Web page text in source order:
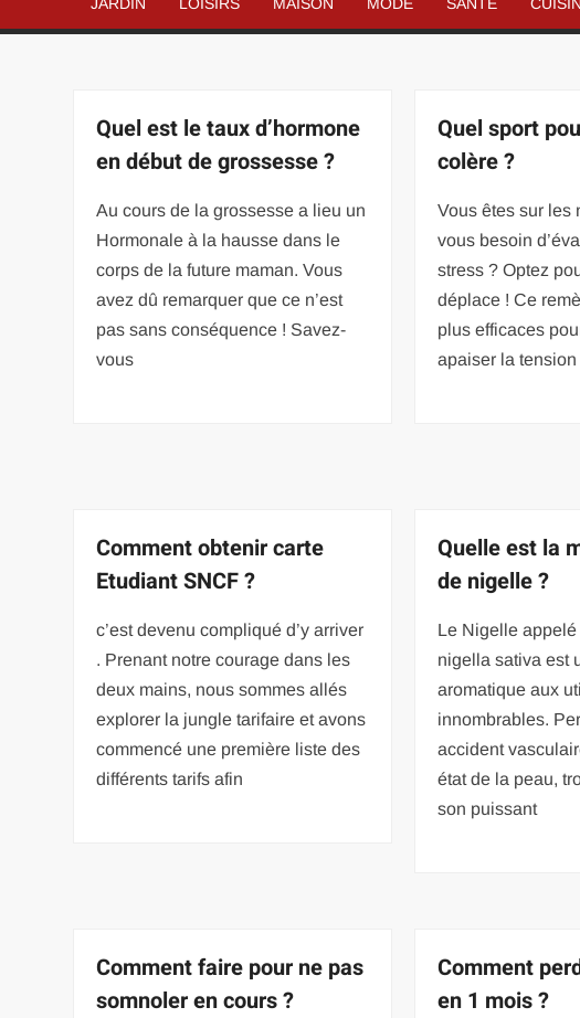
Quel est le taux d’hormone
en début de grossesse ?
Au cours de la grossesse a lieu un
Hormonale à la hausse dans le
corps de la future maman. Vous
avez dû remarquer que ce n’est
pas sans conséquence ! Savez-
vous
Quel sport
colère ?
Vous êtes sur les
vous besoin
stress ? Optez
déplace ! Ce
plus efficaces
apaiser la tension
Comment obtenir carte
Etudiant SNCF ?
c’est devenu compliqué d’y arriver
. Prenant notre courage dans les
deux mains, nous sommes allés
explorer la jungle tarifaire et avons
commencé une première liste des
différents tarifs afin
Quelle est la
de nigelle ?
Le Nigelle
nigella sativa est
aromatique aux
innombrables.
accident
état de la peau,
son puissant
Comment faire pour ne pas
somnoler en cours ?
Comment
en 1 mois ?